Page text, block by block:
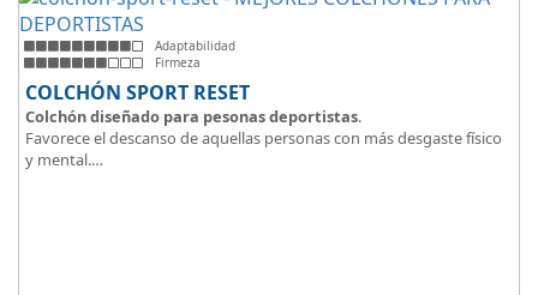
Adaptabilidad
Firmeza
COLCHÓN SPORT RESET
Colchón diseñado para pesonas deportistas.
Favorece el descanso de aquellas personas con más desgaste físico
y mental.